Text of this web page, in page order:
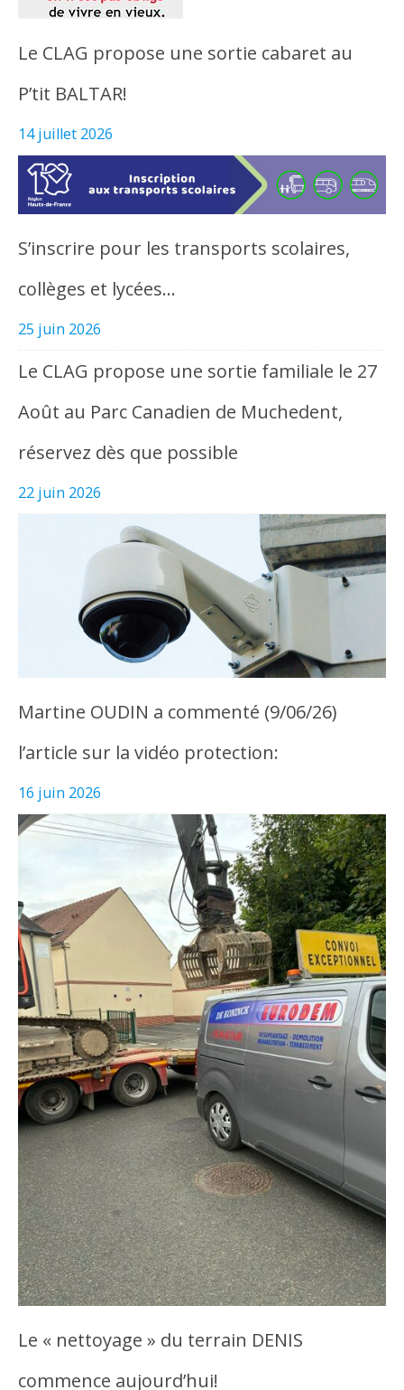
Le CLAG propose une sortie cabaret au
P’tit BALTAR!
14 juillet 2026
S’inscrire pour les transports scolaires,
collèges et lycées…
25 juin 2026
Le CLAG propose une sortie familiale le 27
Août au Parc Canadien de Muchedent,
réservez dès que possible
22 juin 2026
Martine OUDIN a commenté (9/06/26)
l’article sur la vidéo protection:
16 juin 2026
Le « nettoyage » du terrain DENIS
commence aujourd’hui!